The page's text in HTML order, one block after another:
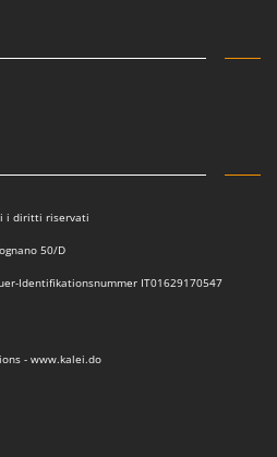
i diritti riservati
50/D
Identifikationsnummer IT01629170547
- www.kalei.do